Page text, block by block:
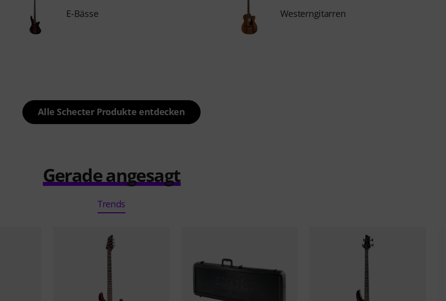
E-Bässe Westerngitarren
Alle Schecter Produkte entdecken
Gerade angesagt
Trends